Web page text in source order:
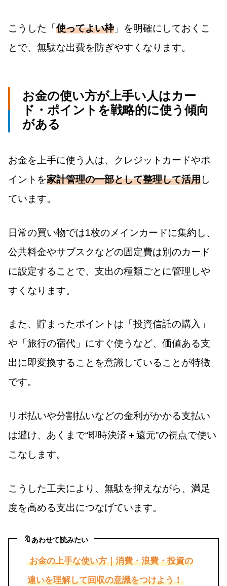
こうした「使ってよい枠」を明確にしておくこ
とで、無駄な出費を防ぎやすくなります。
お金の使い方が上手い人はカー
ド・ポイントを戦略的に使う傾向
がある
お金を上手に使う人は、クレジットカードやポ
イントを家計管理の一部として整理して活用し
ています。
日常の買い物では1枚のメインカードに集約し、
公共料金やサブスクなどの固定費は別のカード
に設定することで、支出の種類ごとに管理しや
すくなります。
また、貯まったポイントは「投資信託の購入」
や「旅行の宿代」にすぐ使うなど、価値ある支
出に即変換することを意識していることが特徴
です。
リボ払いや分割払いなどの金利がかかる支払い
は避け、あくまで“即時決済＋還元”の視点で使い
こなします。
こうした工夫により、無駄を抑えながら、満足
度を高める支出につなげています。
🔖 あわせて読みたい
お金の上手な使い方｜消費・浪費・投資の
違いを理解して回収の意識をつけよう！